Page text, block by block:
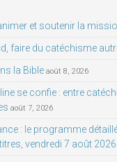
et soutenir la
faire du catéchisme
la Bible août 8, 2026
se confie : entre
août 7, 2026
: le programme
vendredi 7 août 2026